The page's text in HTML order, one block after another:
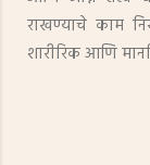
राखण्याचे काम
शारीरिक आणि